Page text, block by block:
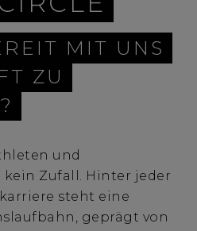
MIT UNS
ZU
und
Zufall. Hinter jeder
steht eine
geprägt von